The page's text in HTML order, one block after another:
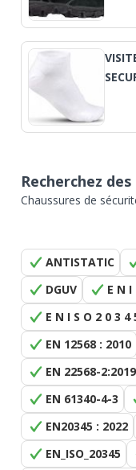
Recherchez
Chaussures de
ANTISTATIC
DGUV
E N I
E N I S O 2 0 3 4
EN 12568 : 2010
EN 22568-2:2019
EN 61340-4-3
EN20345 : 2022
EN_ISO_20345